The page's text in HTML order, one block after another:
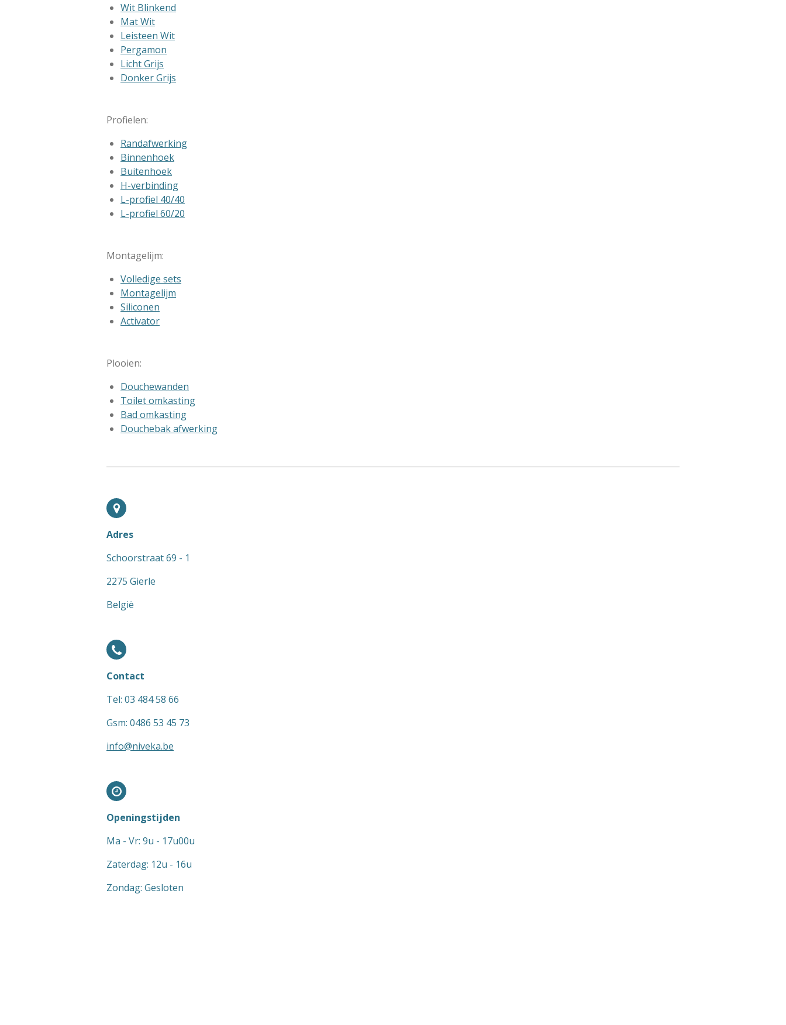
Wit Blinkend
Mat Wit
Leisteen Wit
Pergamon
Licht Grijs
Donker Grijs
Profielen:
Randafwerking
Binnenhoek
Buitenhoek
H-verbinding
L-profiel 40/40
L-profiel 60/20
Montagelijm:
Volledige sets
Montagelijm
Siliconen
Activator
Plooien:
Douchewanden
Toilet omkasting
Bad omkasting
Douchebak afwerking
Adres
Schoorstraat 69 - 1
2275 Gierle
België
Contact
Tel: 03 484 58 66
Gsm: 0486 53 45 73
info@niveka.be
Openingstijden
Ma - Vr: 9u - 17u00u
Zaterdag: 12u - 16u
Zondag: Gesloten